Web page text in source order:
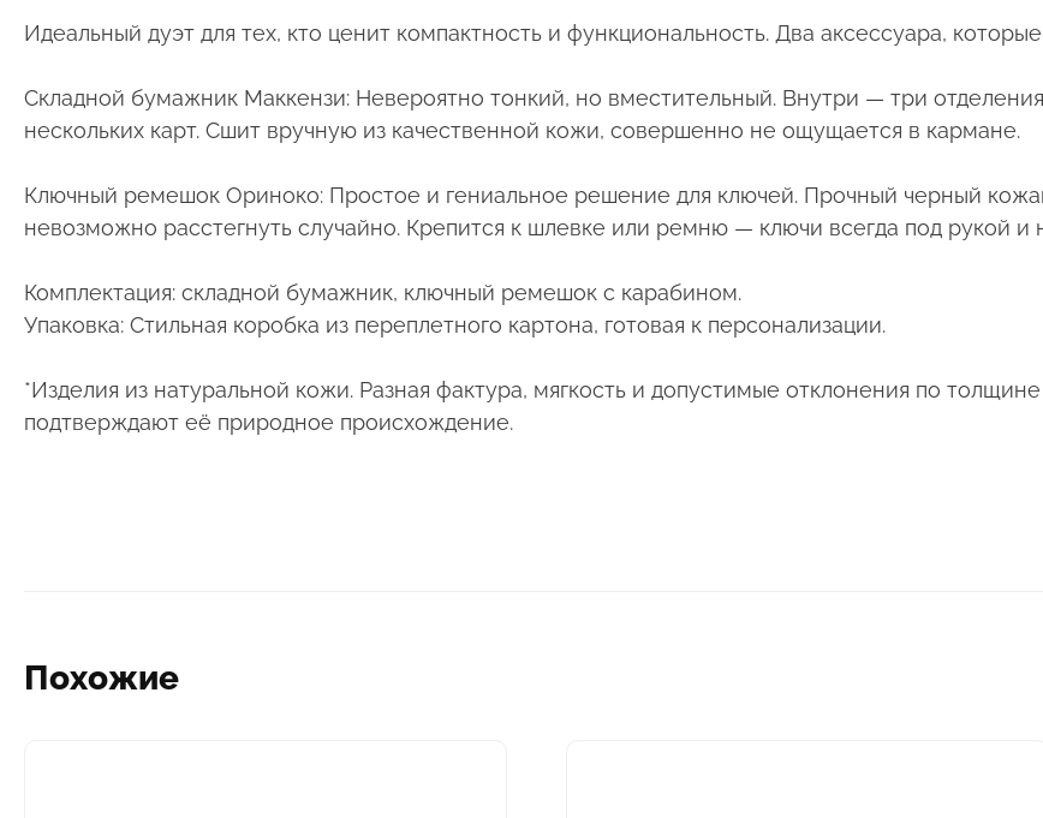
Идеальный дуэт для тех, кто ценит компактность и функциональность. Два аксессуара,
Складной бумажник Маккензи: Невероятно тонкий, но вместительный. Внутри — три
нескольких карт. Сшит вручную из качественной кожи, совершенно не ощущается в кармане.
Ключный ремешок Ориноко: Простое и гениальное решение для ключей. Прочный черный
невозможно расстегнуть случайно. Крепится к шлевке или ремню — ключи всегда под рукой и
Комплектация: складной бумажник, ключный ремешок с карабином.
Упаковка: Стильная коробка из переплетного картона, готовая к персонализации.
*Изделия из натуральной кожи. Разная фактура, мягкость и допустимые отклонения по
подтверждают её природное происхождение.
Похожие